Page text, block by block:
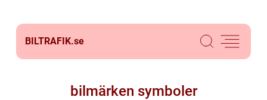
BILTRAFIK.se
bilmärken symboler